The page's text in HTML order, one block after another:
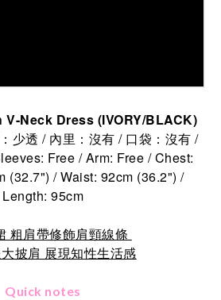
Neck Dress (IVORY/BLACK)
少透 / 內里：沒有 / 口袋：沒有 /
Free / Arm: Free / Chest:
(32.7") / Waist: 92cm (36.2") /
Length: 95cm
粗肩帶修飾肩頸線條
披肩 展現知性生活感
Quick notes